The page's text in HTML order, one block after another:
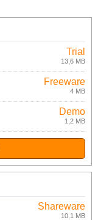
Trial
13,6 MB
Freeware
4 MB
Demo
1,2 MB
Shareware
10,1 MB